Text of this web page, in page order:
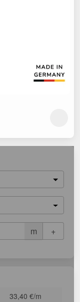
m +
33,40 €/m